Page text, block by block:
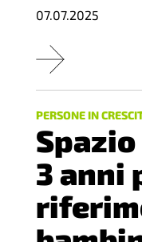
07.07.2025
PERSONE IN
3 anni